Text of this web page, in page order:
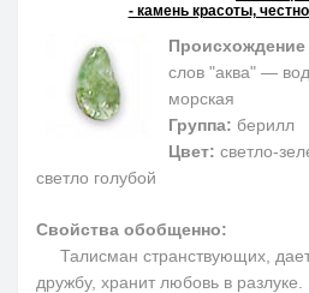
- камень красоты,
Происхождение
слов "аква" —
морская
Группа: берилл
Цвет: светло-
светло голубой
Свойства обобщенно:
Талисман странствующих,
дружбу, хранит любовь в разлуке.